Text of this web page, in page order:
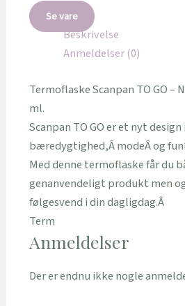
Se vare
Beskrivelse
Anmeldelser (0)
Termoflaske Scanpan TO GO –
ml.
Scanpan TO GO er et nyt
bæredygtighed,Â modeÂ og
Med denne termoflaske får du
genanvendeligt produkt men
følgesvend i din dagligdag.Â
Term
Anmeldelser
Der er endnu ikke nogle